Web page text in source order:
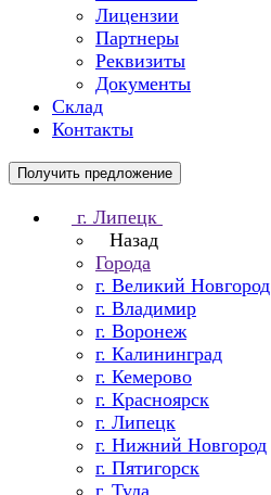
Лицензии
Партнеры
Реквизиты
Документы
Склад
Контакты
Получить предложение
г. Липецк
Назад
Города
г. Великий Новгород
г. Владимир
г. Воронеж
г. Калининград
г. Кемерово
г. Красноярск
г. Липецк
г. Нижний Новгород
г. Пятигорск
г. Тула